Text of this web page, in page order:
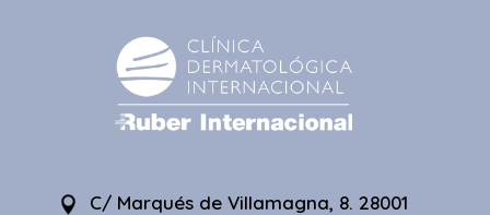
C/ Marqués de Villamagna, 8. 28001